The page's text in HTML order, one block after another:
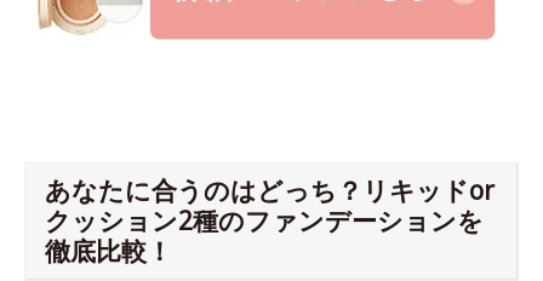
あなたに合うのはどっち？リキッドor
クッション2種のファンデーションを
徹底比較！